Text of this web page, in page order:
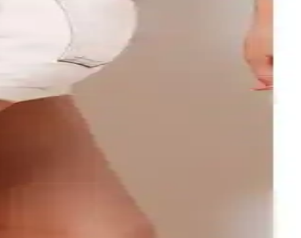
beden seçenekleriyle diz desteği sağlar.
ve spor aktivitelerinde konfor sağlar.
da destekler, spor ve sağlık ihtiyaçlarına uygun bir seçenektir.
ilgili önemli bilgiler içerir.
Elastik yapısı ve yıkanabilir özelliğiyle uzun süre kullanılır.